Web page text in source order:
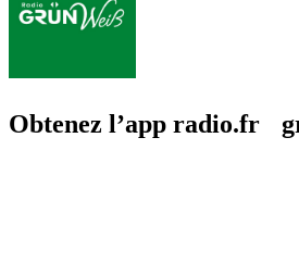
Obtenez l’app radio.fr